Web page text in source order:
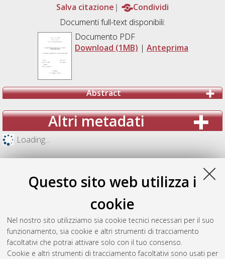
Questo sito web utilizza i
cookie
Nel nostro sito utilizziamo sia cookie tecnici necessari per il suo
funzionamento, sia cookie e altri strumenti di tracciamento
facoltativi che potrai attivare solo con il tuo consenso.
Cookie e altri strumenti di tracciamento facoltativi sono usati per
Salva citazione
Condividi
Documenti full-text disponibili:
Documento PDF
Download (1MB) | Anteprima
Abstract
Altri metadati
Loading...